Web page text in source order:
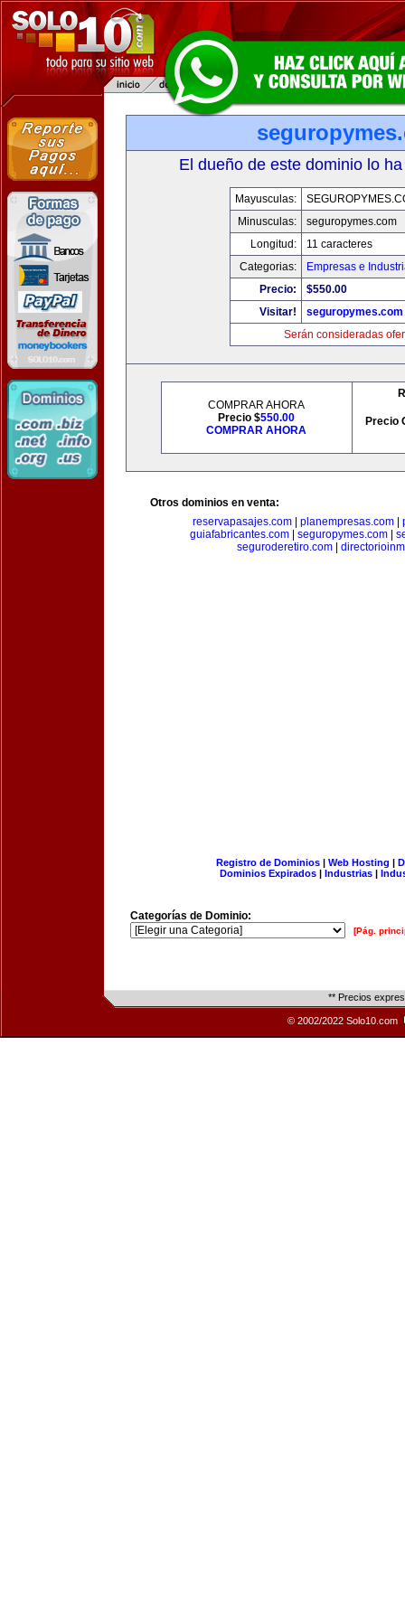
El dueño de este dominio lo
Mayusculas:
Minusculas:
seguropymes.com
Longitud:
11 caracteres
Categorias:
Empresas e
Precio:
$550.00
Visitar!
seguropymes.com
Serán consideradas
COMPRAR AHORA
Precio $550.00
COMPRAR AHORA
Precio
Otros dominios en venta:
reservapasajes.com
planempresas.com
guiafabricantes.com| seguropymes.com|
seguroderetiro.com|
Registro de Dominios| Web Hosting |
Dominios Expirados | Industrias |
Categorías de Dominio:
[Pág.
** Precios
© 2002/2022 Solo10.com